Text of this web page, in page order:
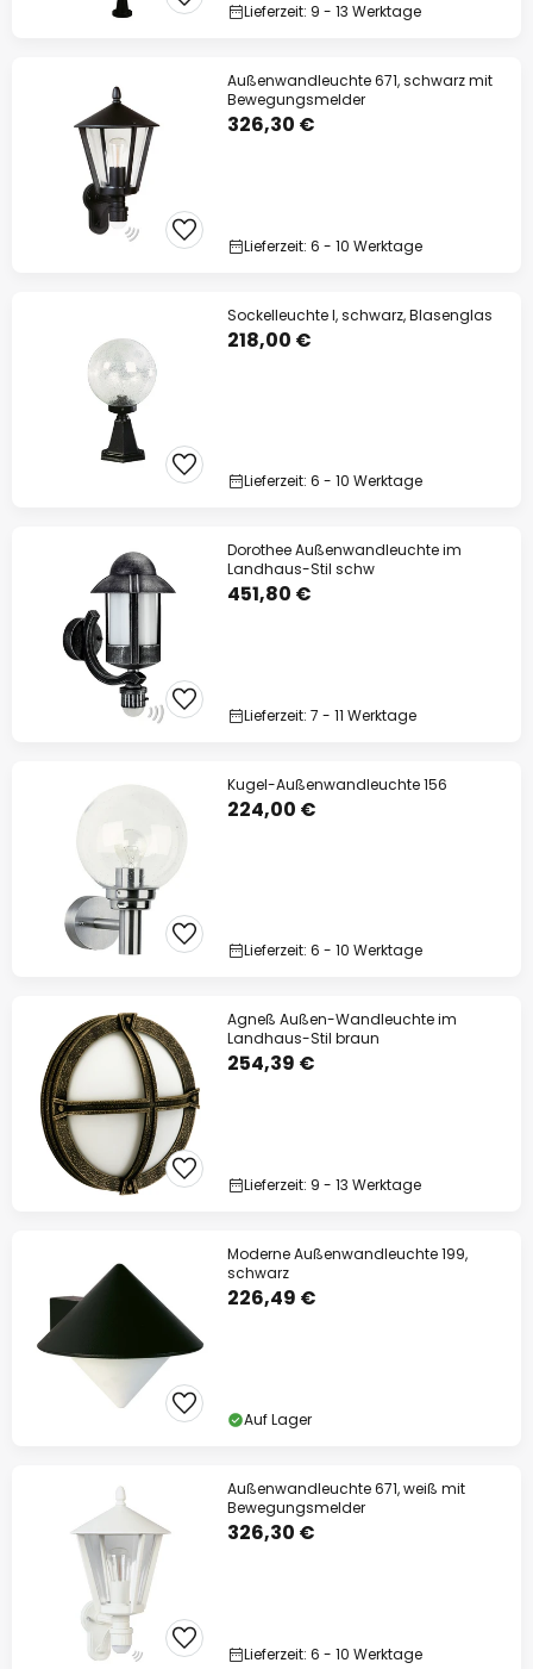
Lieferzeit: 9 - 13 Werktage
Außenwandleuchte 671, schwarz mit
Bewegungsmelder
326,30 €
Lieferzeit: 6 - 10 Werktage
Sockelleuchte I, schwarz, Blasenglas
218,00 €
Lieferzeit: 6 - 10 Werktage
Dorothee Außenwandleuchte im
Landhaus-Stil schw
451,80 €
Lieferzeit: 7 - 11 Werktage
Kugel-Außenwandleuchte 156
224,00 €
Lieferzeit: 6 - 10 Werktage
Agneß Außen-Wandleuchte im
Landhaus-Stil braun
254,39 €
Lieferzeit: 9 - 13 Werktage
Moderne Außenwandleuchte 199,
schwarz
226,49 €
Auf Lager
Außenwandleuchte 671, weiß mit
Bewegungsmelder
326,30 €
Lieferzeit: 6 - 10 Werktage